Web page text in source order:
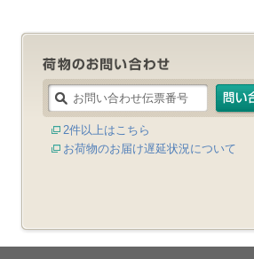
2件以上はこちら
お荷物のお届け遅延状況について